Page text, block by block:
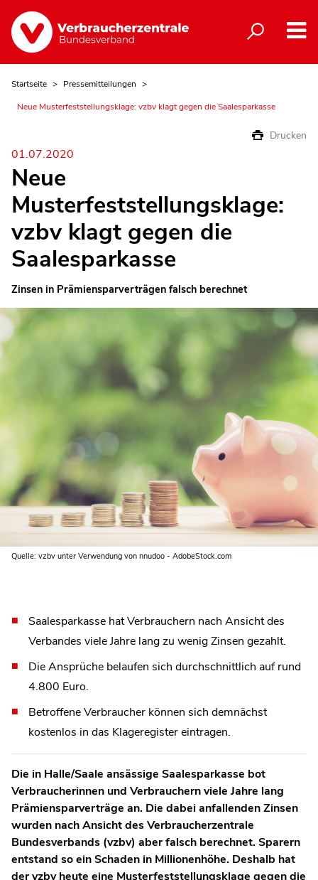
Startseite
Pressemitteilungen
Neue Musterfeststellungsklage: vzbv klagt gegen die Saalesparkasse
Drucken
01.07.2020
Neue
Musterfeststellungsklage:
vzbv klagt gegen die
Saalesparkasse
Zinsen in Prämiensparverträgen falsch berechnet
Quelle: vzbv unter Verwendung von nnudoo - AdobeStock.com
Saalesparkasse hat Verbrauchern nach Ansicht des
Verbandes viele Jahre lang zu wenig Zinsen gezahlt.
Die Ansprüche belaufen sich durchschnittlich auf rund
4.800 Euro.
Betroffene Verbraucher können sich demnächst
kostenlos in das Klageregister eintragen.
Die in Halle/Saale ansässige Saalesparkasse bot
Verbraucherinnen und Verbrauchern viele Jahre lang
Prämiensparverträge an. Die dabei anfallenden Zinsen
wurden nach Ansicht des Verbraucherzentrale
Bundesverbands (vzbv) aber falsch berechnet. Sparern
entstand so ein Schaden in Millionenhöhe. Deshalb hat
der vzbv heute eine Musterfeststellungsklage gegen die